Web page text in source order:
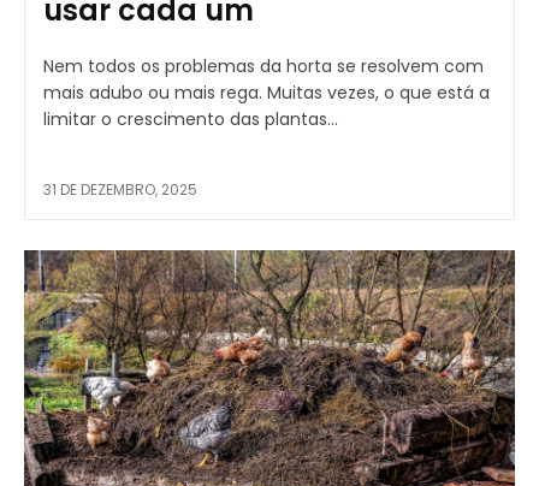
usar cada um
Nem todos os problemas da horta se resolvem com
mais adubo ou mais rega. Muitas vezes, o que está a
limitar o crescimento das plantas...
31 DE DEZEMBRO, 2025